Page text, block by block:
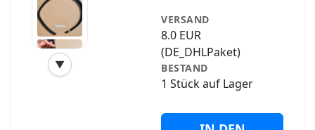
▼
‹
VERSAND
8.0 EUR
(DE_DHLPaket)
BESTAND
1 Stück auf Lager